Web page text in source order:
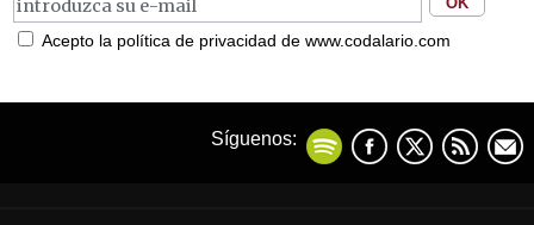
Acepto la política de privacidad de www.codalario.com
Síguenos: